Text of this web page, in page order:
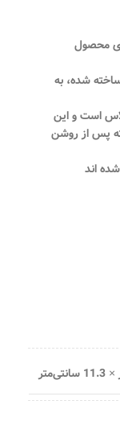
محصول
شده، به
است و این
پس از روشن
اند